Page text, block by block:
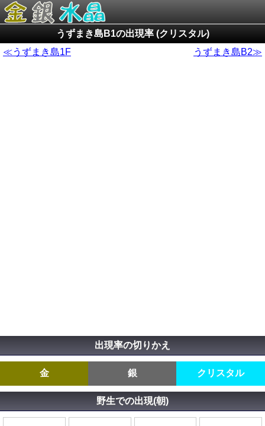
うずまき島B1の出現率 (クリスタル)
≪うずまき島1F
うずまき島B2≫
出現率の切りかえ
金 銀 クリスタル
野生での出現(朝)